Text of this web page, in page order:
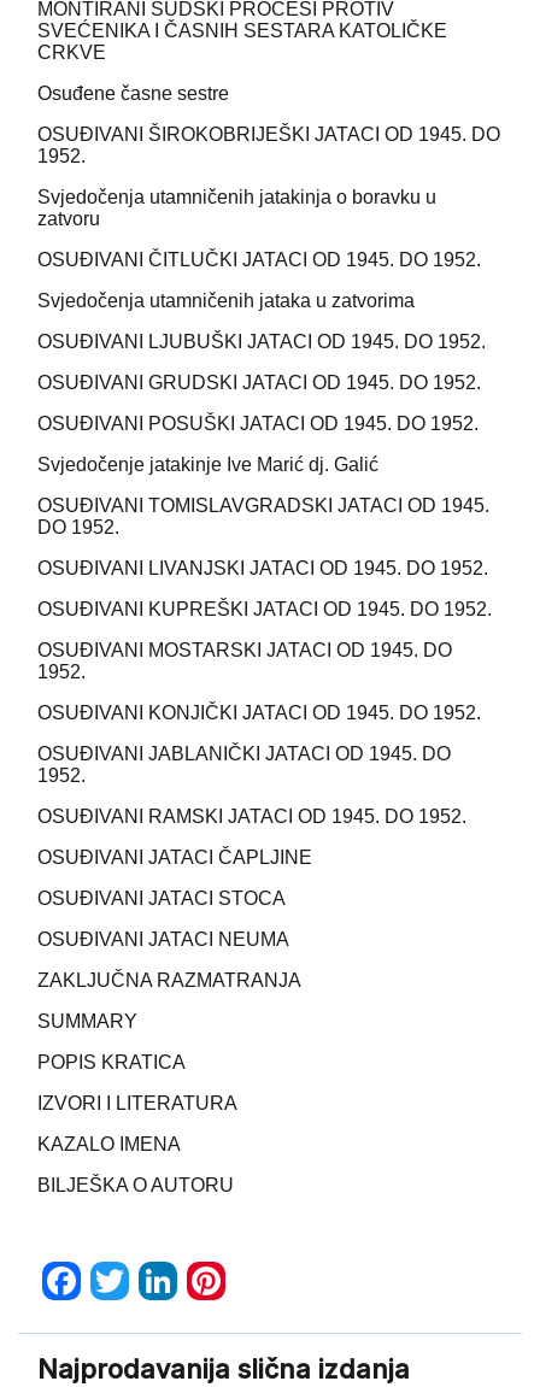
MONTIRANI SUDSKI PROCESI PROTIV
SVEĆENIKA I ČASNIH SESTARA KATOLIČKE
CRKVE
Osuđene časne sestre
OSUĐIVANI ŠIROKOBRIJEŠKI JATACI OD 1945. DO
1952.
Svjedočenja utamničenih jatakinja o boravku u
zatvoru
OSUĐIVANI ČITLUČKI JATACI OD 1945. DO 1952.
Svjedočenja utamničenih jataka u zatvorima
OSUĐIVANI LJUBUŠKI JATACI OD 1945. DO 1952.
OSUĐIVANI GRUDSKI JATACI OD 1945. DO 1952.
OSUĐIVANI POSUŠKI JATACI OD 1945. DO 1952.
Svjedočenje jatakinje Ive Marić dj. Galić
OSUĐIVANI TOMISLAVGRADSKI JATACI OD 1945.
DO 1952.
OSUĐIVANI LIVANJSKI JATACI OD 1945. DO 1952.
OSUĐIVANI KUPREŠKI JATACI OD 1945. DO 1952.
OSUĐIVANI MOSTARSKI JATACI OD 1945. DO
1952.
OSUĐIVANI KONJIČKI JATACI OD 1945. DO 1952.
OSUĐIVANI JABLANIČKI JATACI OD 1945. DO
1952.
OSUĐIVANI RAMSKI JATACI OD 1945. DO 1952.
OSUĐIVANI JATACI ČAPLJINE
OSUĐIVANI JATACI STOCA
OSUĐIVANI JATACI NEUMA
ZAKLJUČNA RAZMATRANJA
SUMMARY
POPIS KRATICA
IZVORI I LITERATURA
KAZALO IMENA
BILJEŠKA O AUTORU
Najprodavanija slična izdanja